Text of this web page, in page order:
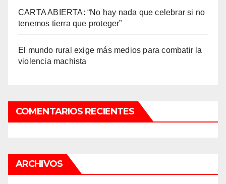
CARTA ABIERTA: “No hay nada que celebrar si no
tenemos tierra que proteger”
El mundo rural exige más medios para combatir la
violencia machista
COMENTARIOS RECIENTES
ARCHIVOS